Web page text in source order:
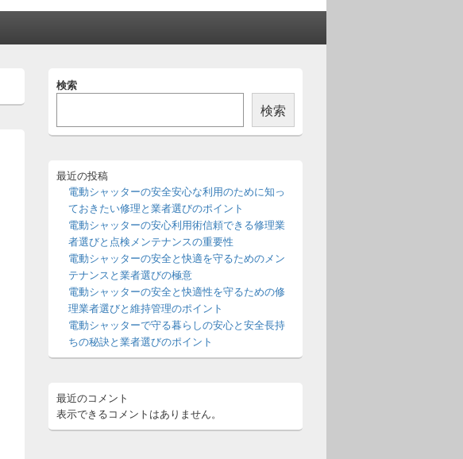
イ
イ
ー
検索
検索
最近の投稿
電動シャッターの安全安心な利用のために知っ
ておきたい修理と業者選びのポイント
電動シャッターの安心利用術信頼できる修理業
者選びと点検メンテナンスの重要性
電動シャッターの安全と快適を守るためのメン
テナンスと業者選びの極意
電動シャッターの安全と快適性を守るための修
理業者選びと維持管理のポイント
電動シャッターで守る暮らしの安心と安全長持
ちの秘訣と業者選びのポイント
最近のコメント
表示できるコメントはありません。